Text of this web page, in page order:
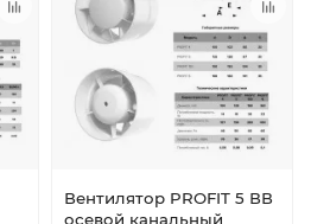
Вентилятор PROFIT 5 ВВ
осевой канальный